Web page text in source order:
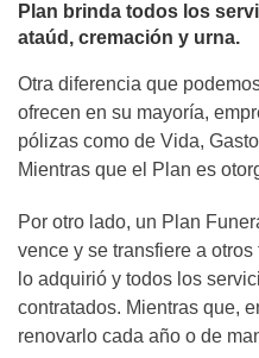
Plan brinda todos los
ataúd, cremación y urna.
Otra diferencia que
ofrecen en su mayoría,
pólizas como de Vida,
Mientras que el Plan es
Por otro lado, un Plan
vence y se transfiere a
lo adquirió y todos los
contratados. Mientras que,
renovarlo cada año o de